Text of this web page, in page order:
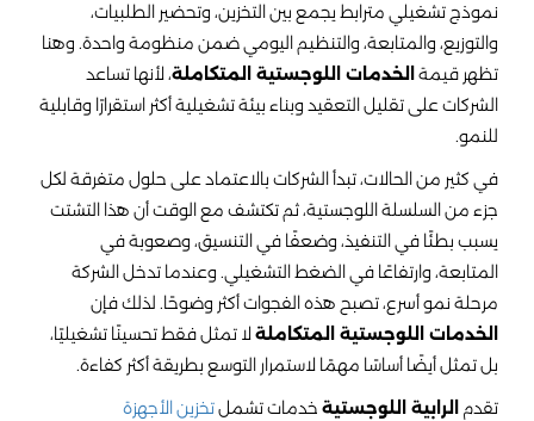
نموذج تشغيلي مترابط يجمع بين التخزين، وتحضير الطلبيات،
والتوزيع، والمتابعة، والتنظيم اليومي ضمن منظومة واحدة. وهنا
تظهر قيمة الخدمات اللوجستية المتكاملة، لأنها تساعد
الشركات على تقليل التعقيد وبناء بيئة تشغيلية أكثر استقرارًا وقابلية
للنمو.
في كثير من الحالات، تبدأ الشركات بالاعتماد على حلول متفرقة لكل
جزء من السلسلة اللوجستية، ثم تكتشف مع الوقت أن هذا التشتت
يسبب بطئًا في التنفيذ، وضعفًا في التنسيق، وصعوبة في
المتابعة، وارتفاعًا في الضغط التشغيلي. وعندما تدخل الشركة
مرحلة نمو أسرع، تصبح هذه الفجوات أكثر وضوحًا. لذلك فإن
الخدمات اللوجستية المتكاملةلا تمثل فقط تحسينًا تشغيليًا،
بل تمثل أيضًا أساسًا مهمًا لاستمرار التوسع بطريقة أكثر كفاءة.
تقدم
الرابية اللوجستية خدمات تشملتخزين الأجهزة